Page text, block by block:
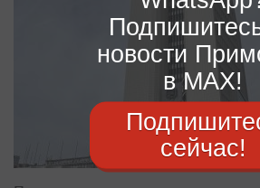
новости
в MAX!
сейчас!